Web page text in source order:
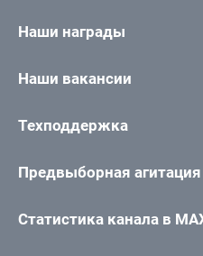
Наши награды
Наши вакансии
Техподдержка
Предвыборная агитация
Статистика канала в